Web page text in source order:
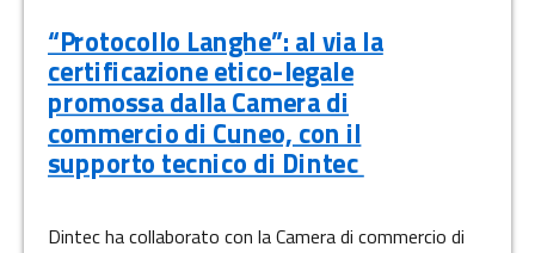
“Protocollo Langhe”: al via la
certificazione etico-legale
promossa dalla Camera di
commercio di Cuneo, con il
supporto tecnico di Dintec
Dintec ha collaborato con la Camera di commercio di